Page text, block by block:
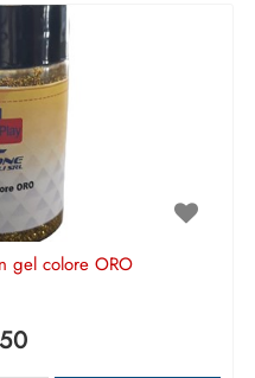
gel colore ORO